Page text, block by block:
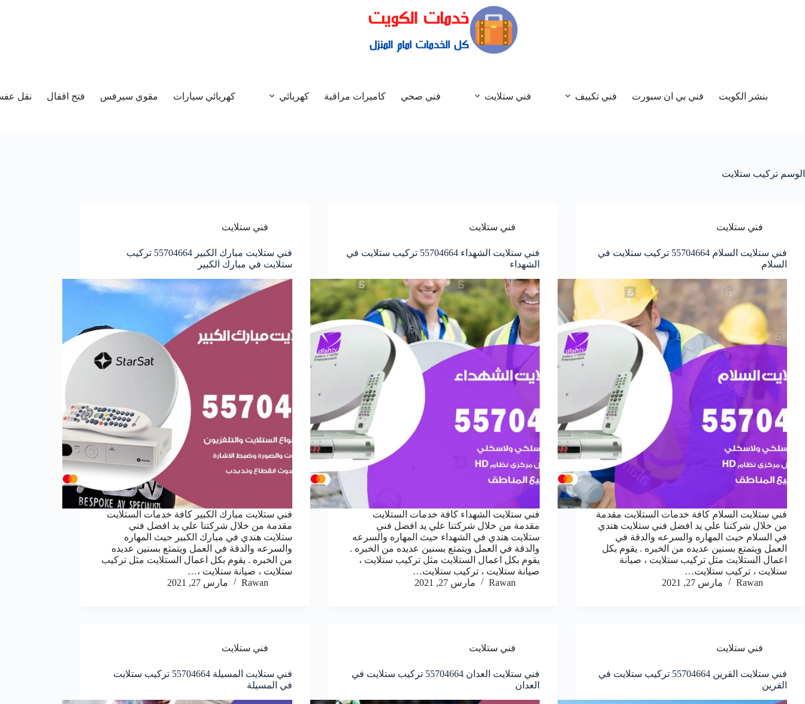
بنشر الكويت فني بي ان سبورت فني تكييف فني ستلايت فني صحي كاميرات مراقبة كهربائي كهربائي سيارات مقوي سيرفس فتح اقفال نقل
الوسم تركيب ستلايت
فني ستلايت
فني ستلايت السلام 55704664 تركيب ستلايت في
السلام
فني ستلايت السلام كافة خدمات الستلايت مقدمة
من خلال شركتنا علي يد افضل فني ستلايت هندي
في السلام حيث المهاره والسرعه والدقة في
العمل ويتمتع بسنين عديده من الخبره . يقوم بكل
اعمال الستلايت مثل تركيب ستلايت ، صيانة
ستلايت ، تركيب ستلايت…
Rawan
مارس 27, 2021
فني ستلايت
فني ستلايت الشهداء 55704664 تركيب ستلايت في
الشهداء
فني ستلايت الشهداء كافة خدمات الستلايت
مقدمة من خلال شركتنا علي يد افضل فني
ستلايت هندي في الشهداء حيث المهاره والسرعه
والدقة في العمل ويتمتع بسنين عديده من الخبره .
يقوم بكل اعمال الستلايت مثل تركيب ستلايت ،
صيانة ستلايت ، تركيب ستلايت…
Rawan
مارس 27, 2021
فني ستلايت
فني ستلايت مبارك الكبير 55704664 تركيب
ستلايت في مبارك الكبير
فني ستلايت مبارك الكبير كافة خدمات الستلايت
مقدمة من خلال شركتنا علي يد افضل فني
ستلايت هندي في مبارك الكبير حيث المهاره
والسرعه والدقة في العمل ويتمتع بسنين عديده
من الخبره . يقوم بكل اعمال الستلايت مثل تركيب
ستلايت ، صيانة ستلايت ،…
Rawan
مارس 27, 2021
فني ستلايت
فني ستلايت القرين 55704664 تركيب ستلايت في
القرين
فني ستلايت
فني ستلايت العدان 55704664 تركيب ستلايت في
العدان
فني ستلايت
فني ستلايت المسيلة 55704664 تركيب ستلايت
في المسيلة